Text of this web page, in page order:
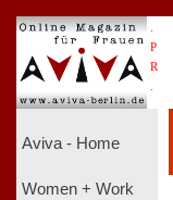
P
R
Aviva - Home
Women + Work